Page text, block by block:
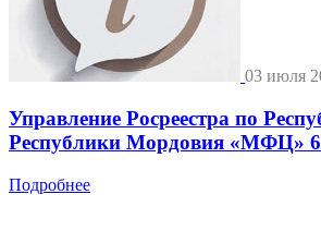
03 июля
Управление Росреестра по
Республики Мордовия «МФЦ» 6
Подробнее